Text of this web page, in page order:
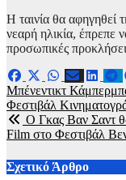
Η ταινία θα αφηγηθεί
νεαρή ηλικία, έπρεπε
προσωπικές
Πλοήγηση
άρθρων
Μπένεντικτ
Φεστιβάλ
Ο Γκας Βαν Σαντ
Film στο Φεστιβάλ
Σχετικό Άρθρο